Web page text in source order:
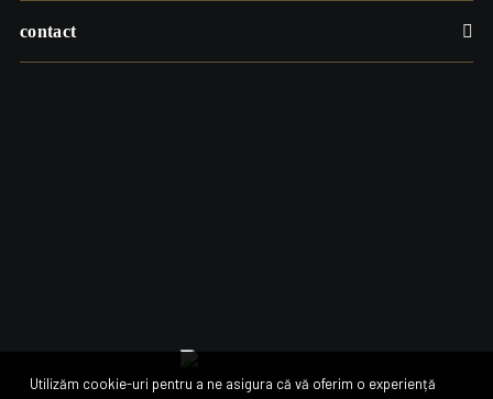
contact
Utilizăm cookie-uri pentru a ne asigura că vă oferim o experiență